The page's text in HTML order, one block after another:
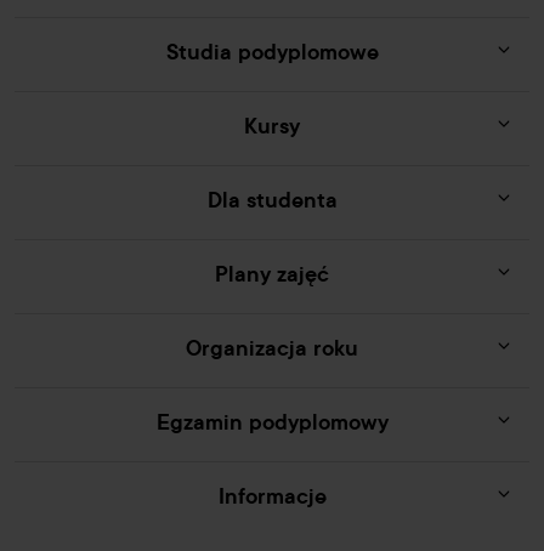
Studia podyplomowe
Kursy
Dla studenta
Plany zajęć
Organizacja roku
Egzamin podyplomowy
Informacje